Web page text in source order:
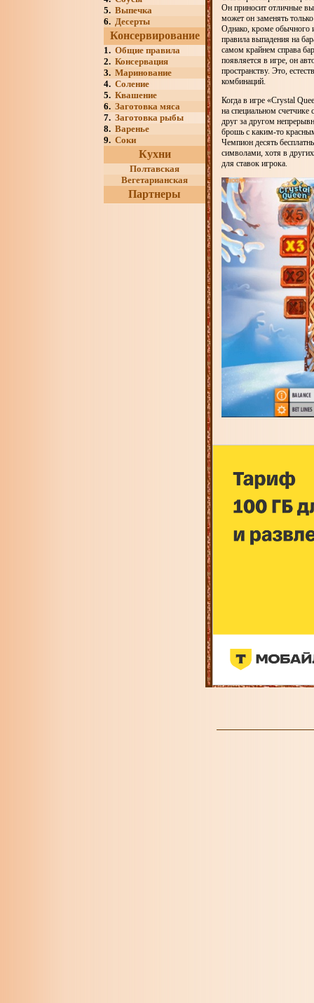
5. Выпечка
6. Десерты
Консервирование
1. Общие правила
2. Консервация
3. Маринование
4. Соление
5. Квашение
6. Заготовка мяса
7. Заготовка рыбы
8. Варенье
9. Соки
Кухни
Полтавская
Вегетарианская
Партнеры
Он приносит отличные
может он заменять
Однако, кроме обычного
правила выпадения на
самом крайнем справа
появляется в игре, он
пространству. Это,
комбинаций.
Когда в игре «Crystal
на специальном
друг за другом
брошь с каким-то
Чемпион десять
символами, хотя в
для ставок игрока.